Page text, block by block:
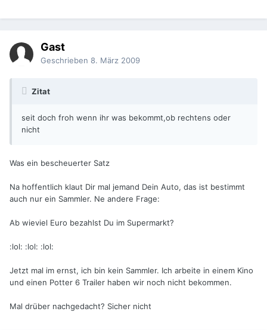
Gast
Geschrieben 8. März 2009
Zitat
seit doch froh wenn ihr was bekommt,ob rechtens oder
nicht
Was ein bescheuerter Satz
Na hoffentlich klaut Dir mal jemand Dein Auto, das ist bestimmt
auch nur ein Sammler. Ne andere Frage:
Ab wieviel Euro bezahlst Du im Supermarkt?
:lol: :lol: :lol:
Jetzt mal im ernst, ich bin kein Sammler. Ich arbeite in einem Kino
und einen Potter 6 Trailer haben wir noch nicht bekommen.
Mal drüber nachgedacht? Sicher nicht